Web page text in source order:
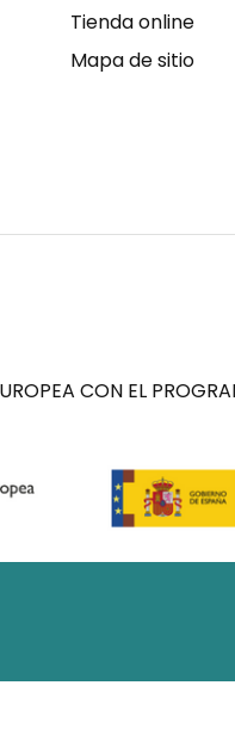
Tienda online
Mapa de sitio
CON EL